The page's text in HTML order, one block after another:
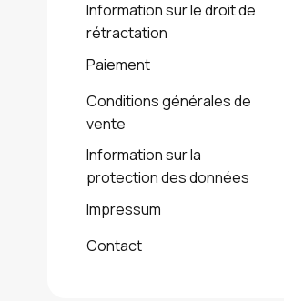
Information sur le droit de
rétractation
Paiement
Conditions générales de
vente
Information sur la
protection des données
Impressum
Contact